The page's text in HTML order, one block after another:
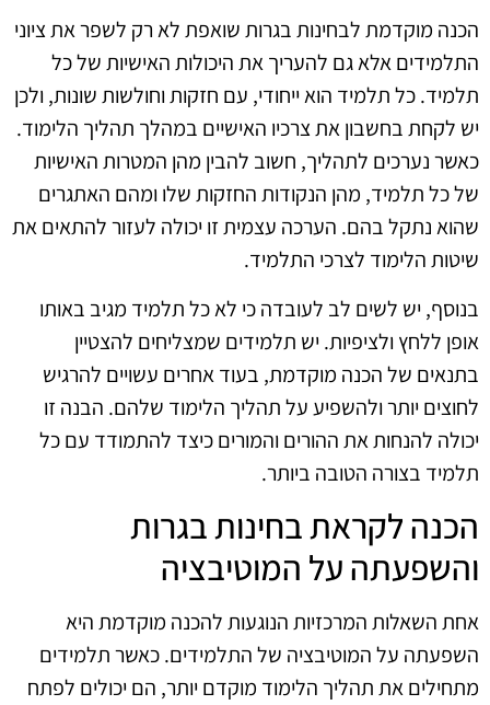
הכנה מוקדמת לבחינות בגרות שואפת לא רק לשפר את ציוני
התלמידים אלא גם להעריך את היכולות האישיות של כל
תלמיד. כל תלמיד הוא ייחודי, עם חזקות וחולשות שונות, ולכן
יש לקחת בחשבון את צרכיו האישיים במהלך תהליך הלימוד.
כאשר נערכים לתהליך, חשוב להבין מהן המטרות האישיות
של כל תלמיד, מהן הנקודות החזקות שלו ומהם האתגרים
שהוא נתקל בהם. הערכה עצמית זו יכולה לעזור להתאים את
שיטות הלימוד לצרכי התלמיד.
בנוסף, יש לשים לב לעובדה כי לא כל תלמיד מגיב באותו
אופן ללחץ ולציפיות. יש תלמידים שמצליחים להצטיין
בתנאים של הכנה מוקדמת, בעוד אחרים עשויים להרגיש
לחוצים יותר ולהשפיע על תהליך הלימוד שלהם. הבנה זו
יכולה להנחות את ההורים והמורים כיצד להתמודד עם כל
תלמיד בצורה הטובה ביותר.
הכנה לקראת בחינות בגרות
והשפעתה על המוטיבציה
אחת השאלות המרכזיות הנוגעות להכנה מוקדמת היא
השפעתה על המוטיבציה של התלמידים. כאשר תלמידים
מתחילים את תהליך הלימוד מוקדם יותר, הם יכולים לפתח